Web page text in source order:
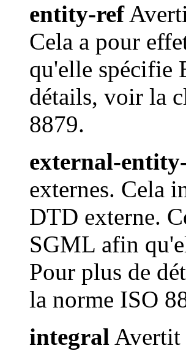
entity-ref
Cela a pour
qu'elle spécifie
détails, voir la
8879.
external-
externes. Cela
DTD externe.
SGML afin
Pour plus de
la norme ISO
integral Avertit